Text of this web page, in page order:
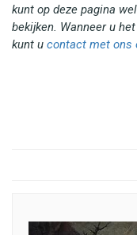
kunt op deze pagina
bekijken. Wanneer u
kunt u contact met ons